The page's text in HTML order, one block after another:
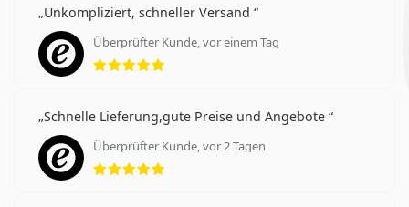
Unkompliziert, schneller Versand
Überprüfter Kunde, vor einem Tag
Bewertung 5 aus 5
Schnelle Lieferung,gute Preise und Angebote
Überprüfter Kunde, vor 2 Tagen
Bewertung 5 aus 5